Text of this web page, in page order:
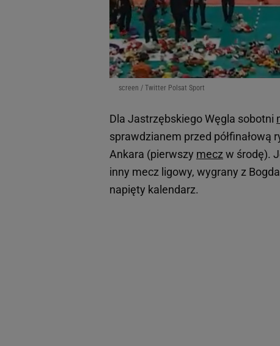
screen / Twitter Polsat Sport
Dla Jastrzębskiego Węgla sobotni
sprawdzianem przed półfinałową
Ankara (pierwszy meczw środę).
inny mecz ligowy, wygrany z
napięty kalendarz.